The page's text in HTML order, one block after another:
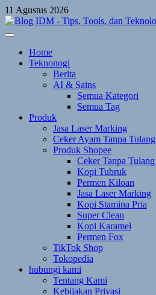
Skip
to
content
11 Agustus 2026
Home
Teknonogi
Berita
AI & Sains
Semua Kategori
Semua Tag
Produk
Jasa Laser Marking
Ceker Ayam Tanpa Tulang
Produk Shopee
Ceker Tanpa Tulang
Kopi Tubruk
Permen Kiloan
Jasa Laser Marking
Kopi Stamina Pria
Super Clean
Kopi Karamel
Permen Fox
TikTok Shop
Tokopedia
hubungi kami
Tentang Kami
Kebijakan Privasi